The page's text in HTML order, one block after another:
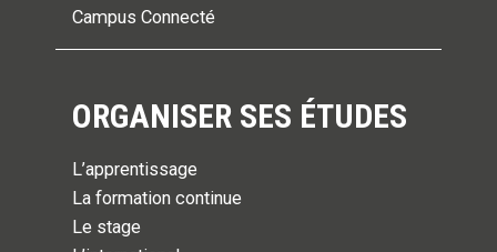
Campus Connecté
ORGANISER SES ÉTUDES
L’apprentissage
La formation continue
Le stage